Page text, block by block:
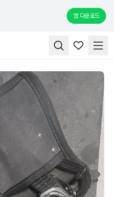
앱 다운로드